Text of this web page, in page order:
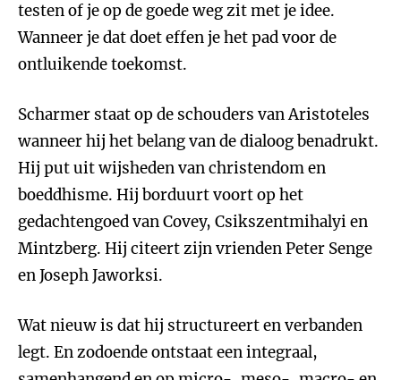
testen of je op de goede weg zit met je idee.
Wanneer je dat doet effen je het pad voor de
ontluikende toekomst.
Scharmer staat op de schouders van Aristoteles
wanneer hij het belang van de dialoog benadrukt.
Hij put uit wijsheden van christendom en
boeddhisme. Hij borduurt voort op het
gedachtengoed van Covey, Csikszentmihalyi en
Mintzberg. Hij citeert zijn vrienden Peter Senge
en Joseph Jaworksi.
Wat nieuw is dat hij structureert en verbanden
legt. En zodoende ontstaat een integraal,